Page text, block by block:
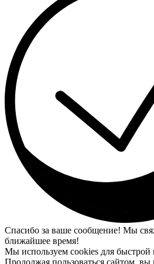
Спасибо за ваше сообщение! Мы
ближайшее время!
Мы используем cookies для быстрой